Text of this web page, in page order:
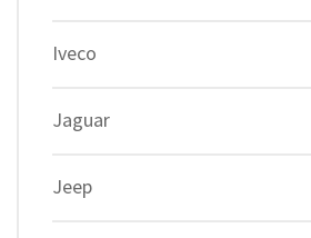
Iveco
Jaguar
Jeep